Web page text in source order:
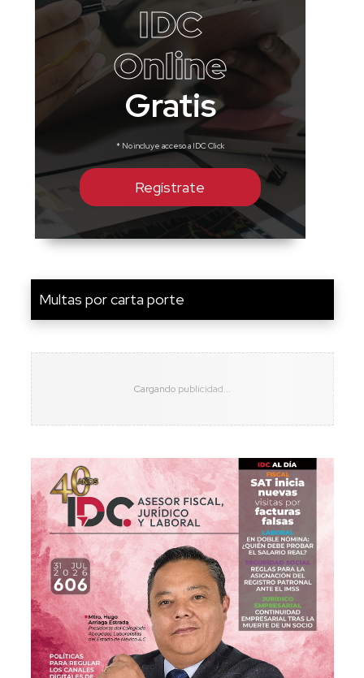
IDC
Online
Gratis
* No incluye acceso a IDC Click
Regístrate
Multas por carta porte